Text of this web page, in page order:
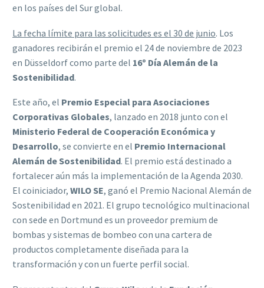
en los países del Sur global.
La fecha límite para las solicitudes es el 30 de junio. Los
ganadores recibirán el premio el 24 de noviembre de 2023
en Düsseldorf como parte del 16º Día Alemán de la
Sostenibilidad.
Este año, el Premio Especial para Asociaciones
Corporativas Globales, lanzado en 2018 junto con el
Ministerio Federal de Cooperación Económica y
Desarrollo, se convierte en el Premio Internacional
Alemán de Sostenibilidad. El premio está destinado a
fortalecer aún más la implementación de la Agenda 2030.
El coiniciador, WILO SE, ganó el Premio Nacional Alemán de
Sostenibilidad en 2021. El grupo tecnológico multinacional
con sede en Dortmund es un proveedor premium de
bombas y sistemas de bombeo con una cartera de
productos completamente diseñada para la
transformación y con un fuerte perfil social.